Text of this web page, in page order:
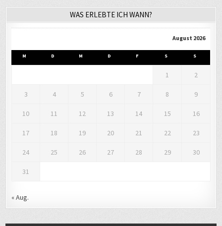
WAS ERLEBTE ICH WANN?
August 2026
M D M D F S S
1 2
3 4 5 6 7 8 9
10 11 12 13 14 15 16
17 18 19 20 21 22 23
24 25 26 27 28 29 30
31
« Aug.